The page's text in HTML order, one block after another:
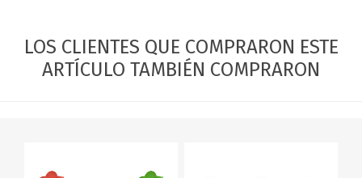
LOS CLIENTES QUE COMPRARON ESTE
ARTÍCULO TAMBIÉN COMPRARON